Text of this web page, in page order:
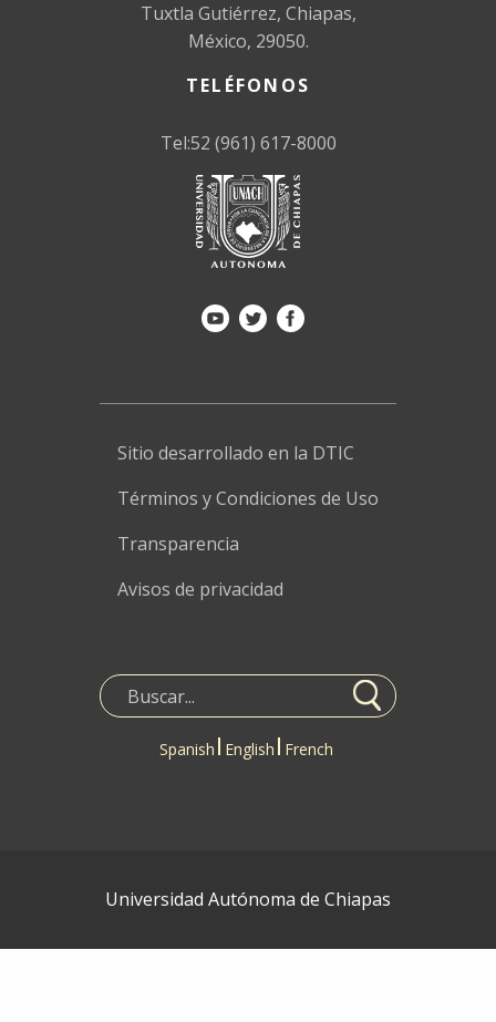
Tuxtla Gutiérrez, Chiapas,
México, 29050.
TELÉFONOS
Tel:52 (961) 617-8000
Sitio desarrollado en la DTIC
Términos y Condiciones de Uso
Transparencia
Avisos de privacidad
Spanish English French
Universidad Autónoma de Chiapas